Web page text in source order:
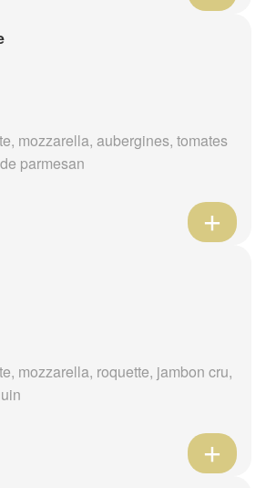
mozzarella, aubergines, tomates
parmesan
mozzarella, roquette, jambon cru,